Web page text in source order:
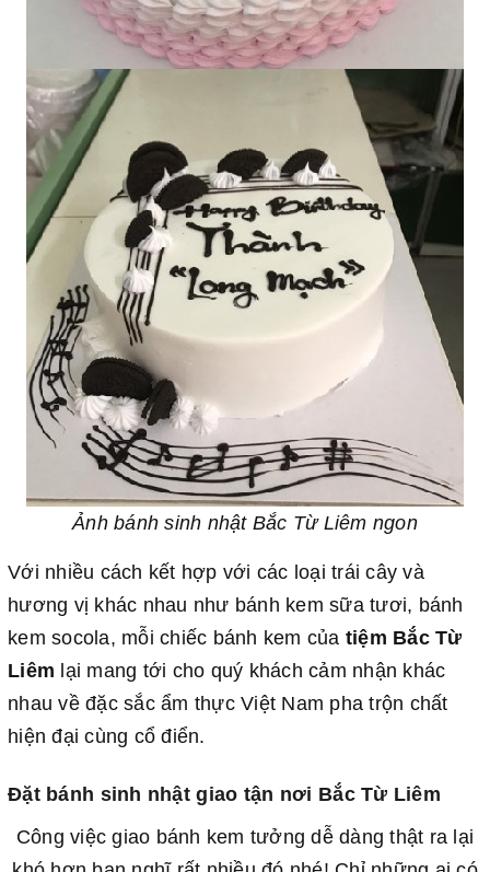
Ảnh bánh sinh nhật Bắc Từ Liêm ngon
Với nhiều cách kết hợp với các loại trái cây và
hương vị khác nhau như bánh kem sữa tươi, bánh
kem socola, mỗi chiếc bánh kem của tiệm Bắc Từ
Liêm lại mang tới cho quý khách cảm nhận khác
nhau về đặc sắc ẩm thực Việt Nam pha trộn chất
hiện đại cùng cổ điển.
Đặt bánh sinh nhật giao tận nơi Bắc Từ Liêm
Công việc giao bánh kem tưởng dễ dàng thật ra lại